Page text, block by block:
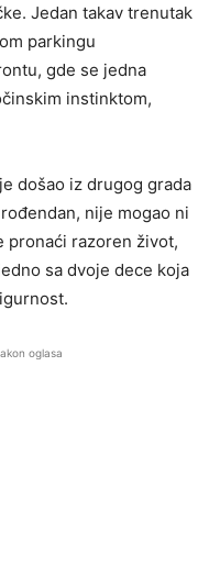
Jedan takav trenutak
parkingu
gde se jedna
instinktom,
došao iz drugog grada
nije mogao ni
pronaći razoren život,
sa dvoje dece koja
oglasa